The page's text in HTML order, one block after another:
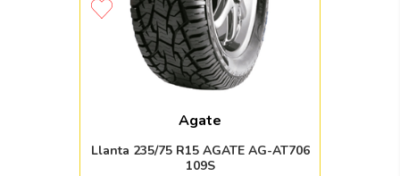
Agate
Llanta 235/75 R15 AGATE AG-AT706
109S